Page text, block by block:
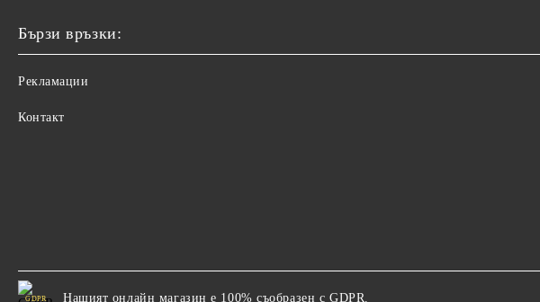
Бързи връзки:
Рекламации
Контакт
GDPR Нашият онлайн магазин е 100% съобразен с GDPR.